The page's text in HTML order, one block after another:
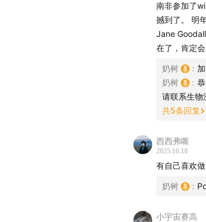
00:47:27给每一
00:51:49 颠覆认
00:58:32“非主流
01:00:52没有学
01:08:30黑猩猩
01:18:56黑猩猩的
01:24:38
南非参加了
撼到了。 明
Jane
在了，肯定
奶树 :
奶树
:
请联系生物
共5条回复
西西弗嘶
2025.10.10
有自己喜欢
奶树 :
小宇宙赛高